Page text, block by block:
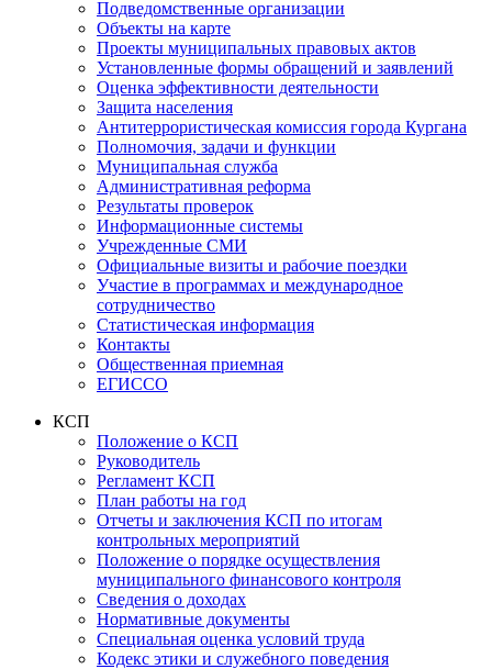
Подведомственные организации
Объекты на карте
Проекты муниципальных правовых актов
Установленные формы обращений и заявлений
Оценка эффективности деятельности
Защита населения
Антитеррористическая комиссия города Кургана
Полномочия, задачи и функции
Муниципальная служба
Административная реформа
Результаты проверок
Информационные системы
Учрежденные СМИ
Официальные визиты и рабочие поездки
Участие в программах и международное
сотрудничество
Статистическая информация
Контакты
Общественная приемная
ЕГИССО
КСП
Положение о КСП
Руководитель
Регламент КСП
План работы на год
Отчеты и заключения КСП по итогам
контрольных мероприятий
Положение о порядке осуществления
муниципального финансового контроля
Сведения о доходах
Нормативные документы
Специальная оценка условий труда
Кодекс этики и служебного поведения